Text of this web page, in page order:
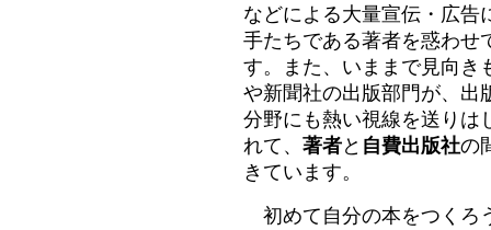
などによる大量宣伝・広告
手たちである著者を惑わせ
す。また、いままで見向き
や新聞社の出版部門が、出
分野にも熱い視線を送りは
れて、 著者と 自費出版社の
きています。
初めて自分の本をつくろ